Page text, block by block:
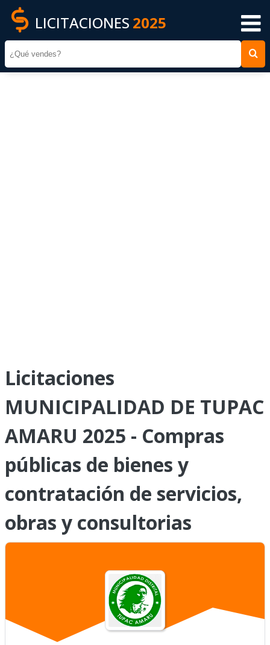
LICITACIONES 2025
Licitaciones
MUNICIPALIDAD DE TUPAC
AMARU 2025 - Compras
públicas de bienes y
contratación de servicios,
obras y consultorias